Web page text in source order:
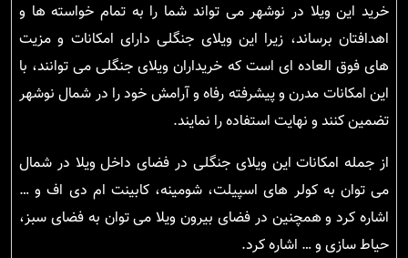
خرید این ویلا در نوشهر می تواند شما را به تمام خواسته ها و
اهدافتان برساند، زیرا این ویلای جنگلی دارای امکانات و مزیت
های فوق العاده ای است که خریداران ویلای جنگلی می توانند، با
این امکانات مدرن و پیشرفته رفاه و آرامش خود را در شمال نوشهر
تضمین کنند و نهایت استفاده را نمایند.
از جمله امکانات این ویلای جنگلی در فضای داخل ویلا در شمال
می توان به کولر های اسپیلت، شومینه، کابینت ام دی اف و …
اشاره کرد و همچنین در فضای بیرون ویلا می توان به فضای سبز،
حیاط سازی و … اشاره کرد.